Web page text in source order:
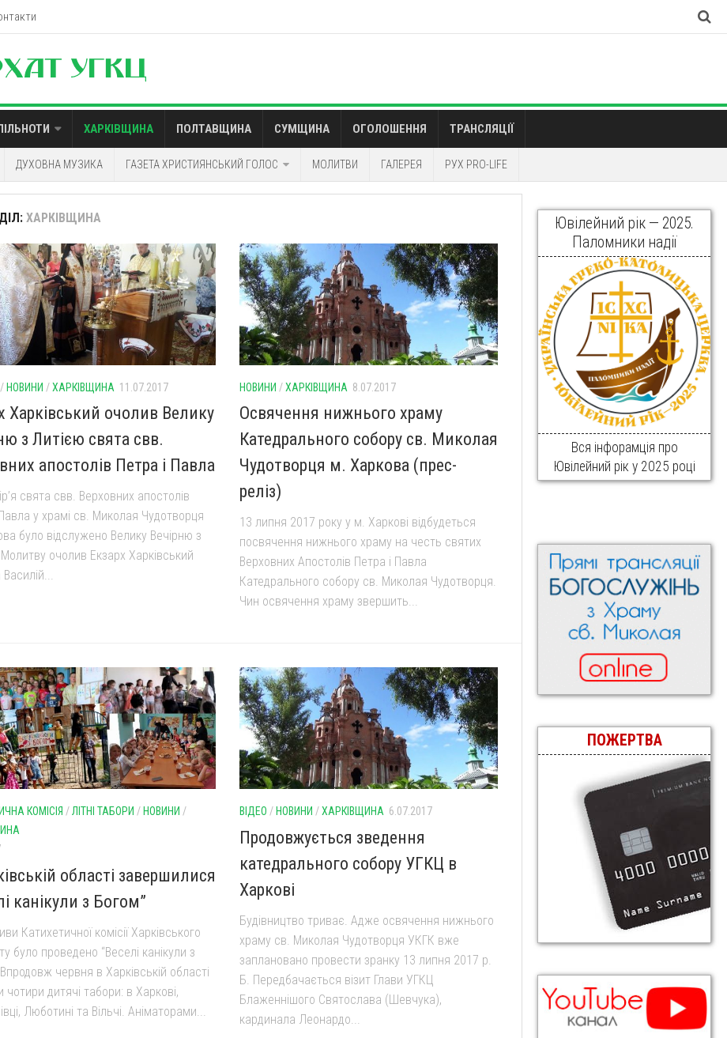
ХАРКІВЩИНА ПОЛТАВЩИНА СУМЩИНА ОГОЛОШЕННЯ ТРАНСЛЯЦІЇ
ДУХОВНА МУЗИКА ГАЗЕТА ХРИСТИЯНСЬКИЙ ГОЛОС МОЛИТВИ ГАЛЕРЕЯ РУХ PRO-LIFE
ХАРКІВЩИНА
/ НОВИНИ /ХАРКІВЩИНА 11.07.2017
Харківський очолив Велику
з Литією свята свв.
апостолів Петра і Павла
свята свв. Верховних апостолів
у храмі св. Миколая Чудотворця
було відслужено Велику Вечірню з
очолив Екзарх Харківський
НОВИНИ /ХАРКІВЩИНА 8.07.2017
Освячення нижнього храму
Катедрального собору св. Миколая
Чудотворця м. Харкова (прес-
реліз)
13 липня 2017 року у м. Харкові відбудеться
посвячення нижнього храму на честь святих
Верховних Апостолів Петра і Павла
Катедрального собору св. Миколая Чудотворця.
Чин освячення храму звершить...
КОМІСІЯ /ЛІТНІ ТАБОРИ / НОВИНИ /
області завершилися
канікули з Богом”
Катихетичної комісії Харківського
було проведено “Веселі канікули з
червня в Харківській області
дитячі табори: в Харкові,
Люботині та Вільчі. Аніматорами...
ВІДЕО / НОВИНИ /ХАРКІВЩИНА 6.07.2017
Продовжується зведення
катедрального собору УГКЦ в
Харкові
Будівництво триває. Адже освячення нижнього
храму св. Миколая Чудотворця УКГК вже
заплановано провести зранку 13 липня 2017 р.
Б. Передбачається візит Глави УГКЦ
Блаженнішого Святослава (Шевчука),
кардинала Леонардо...
Ювілейний рік — 2025.
Паломники надії
Вся інфорамція про
Ювілейний рік у 2025 році
ПОЖЕРТВА